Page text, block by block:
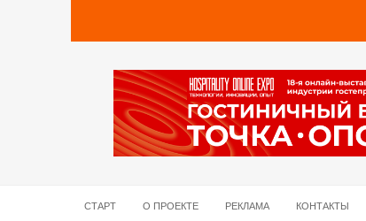
СТАРТ О ПРОЕКТЕ РЕКЛАМА КОНТАКТЫ